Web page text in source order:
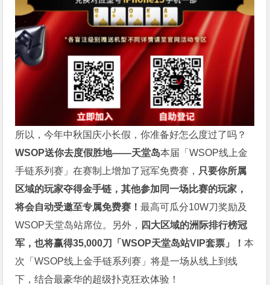
所以，今年中秋国庆小长假，你准备好怎么度过了吗？
WSOP送你去度假胜地——天堂岛本届「WSOP线上金
手链系列赛」在赛制上增加了冠军免费赛， 只要你所属
区域的玩家夺得金手链，其他参加同一场比赛的玩家，
将会自动受邀至专属免费赛！最高可瓜分10W刀奖励及
WSOP天堂岛站席位。另外， 四大区域的洲际排行榜冠
军，也将赢得35,000刀「WSOP天堂岛站VIP套票」！本
次「WSOP线上金手链系列赛」将是一场从线上到线
下，结合最豪华的超级扑克狂欢体验！